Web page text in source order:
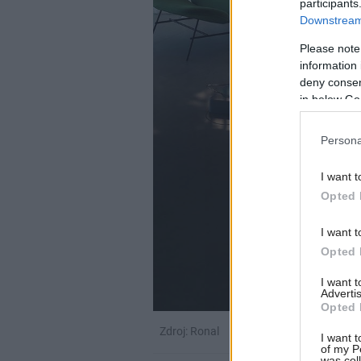
Please
information
deny
in below
I want
Opted
I want
Opted
I want
Opted
I want
of my
Zdroj: Ronal